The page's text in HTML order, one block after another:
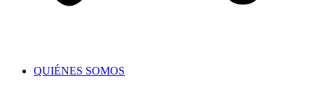
QUIÉNES SOMOS